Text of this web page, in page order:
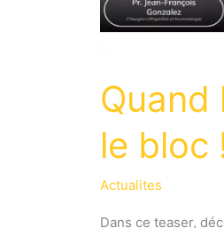
Quand
le bloc
Actualites
Dans ce teaser,